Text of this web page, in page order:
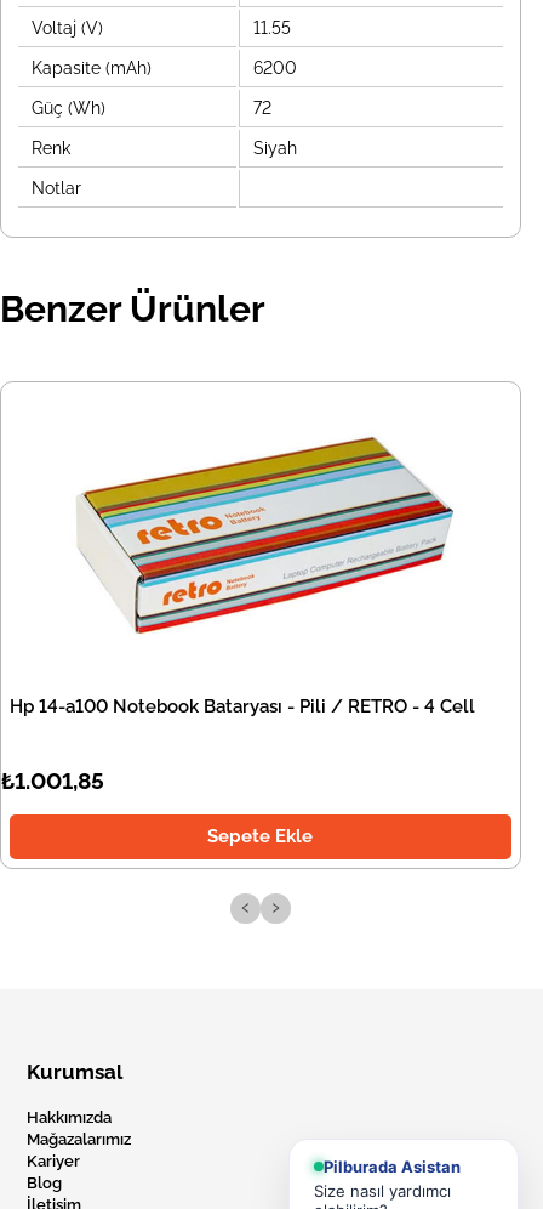
Voltaj (V) 11.55
Kapasite (mAh) 6200
Güç (Wh) 72
Renk Siyah
Notlar
Benzer Ürünler
Hp 14-a100 Notebook Bataryası - Pili / RETRO - 4 Cell
₺1.001,85
Sepete Ekle
‹ ›
Kurumsal
Hakkımızda
Mağazalarımız
Kariyer
Blog
İletişim
Pilburada Asistan
Size nasıl yardımcı